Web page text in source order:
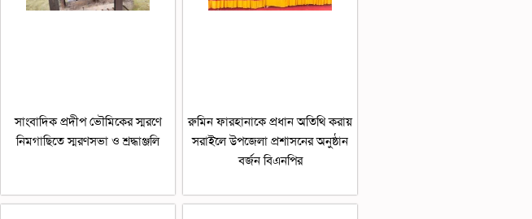
সাংবাদিক প্রদীপ ভৌমিকের স্মরণে
নিমগাছিতে স্মরণসভা ও শ্রদ্ধাঞ্জলি
রুমিন ফারহানাকে প্রধান অতিথি করায়
সরাইলে উপজেলা প্রশাসনের অনুষ্ঠান
বর্জন বিএনপির